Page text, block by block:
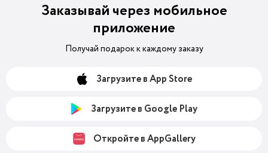
Заказывай через мобильное
приложение
Получай подарок к каждому заказу
Загрузите в App Store
Загрузите в Google Play
Откройте в AppGallery